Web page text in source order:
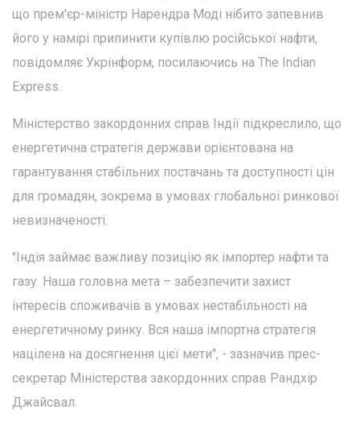
що прем'єр-міністр Нарендра Моді нібито запевнив
його у намірі припинити купівлю російської нафти,
повідомляє Укрінформ, посилаючись на The Indian
Express.
Міністерство закордонних справ Індії підкреслило, що
енергетична стратегія держави орієнтована на
гарантування стабільних постачань та доступності цін
для громадян, зокрема в умовах глобальної ринкової
невизначеності.
"Індія займає важливу позицію як імпортер нафти та
газу. Наша головна мета – забезпечити захист
інтересів споживачів в умовах нестабільності на
енергетичному ринку. Вся наша імпортна стратегія
націлена на досягнення цієї мети", - зазначив прес-
секретар Міністерства закордонних справ Рандхір
Джайсвал.